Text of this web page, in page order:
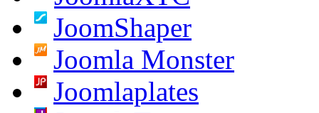
JoomShaper
Joomla Monster
Joomlaplates